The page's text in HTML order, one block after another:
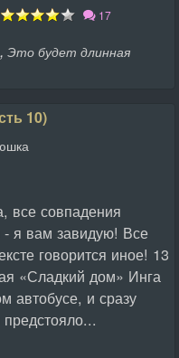
17
, Это будет длинная
10)
все совпадения
я вам завидую! Все
говорится иное! 13
«Сладкий дом» Инга
автобусе, и сразу